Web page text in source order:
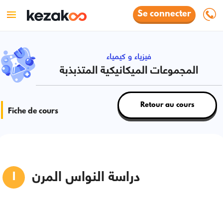
Se connecter
فيزياء و كيمياء
المجموعات الميكانيكية المتذبذبة
Fiche de cours
Retour au cours
دراسة النواس المرن